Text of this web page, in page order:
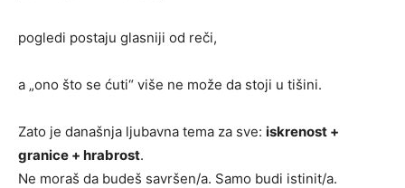
pogledi postaju glasniji od reči,
a „ono što se ćuti“ više ne može da stoji u tišini.
Zato je današnja ljubavna tema za sve: iskrenost +
granice + hrabrost.
Ne moraš da budeš savršen/a. Samo budi istinit/a.